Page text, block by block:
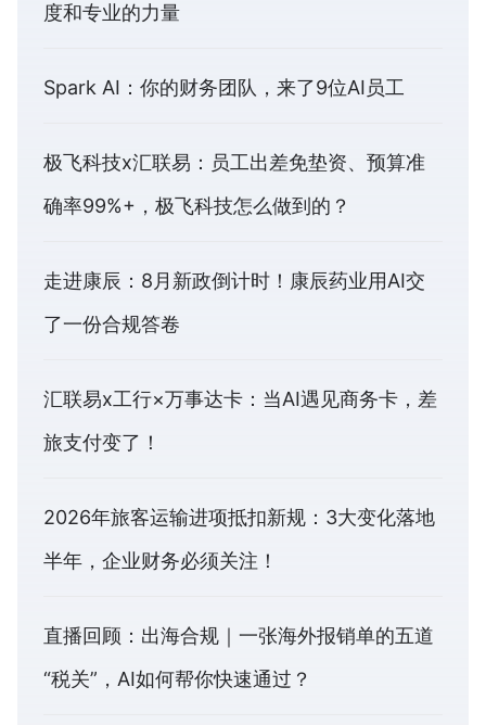
度和专业的力量
Spark AI：你的财务团队，来了9位AI员工
极飞科技x汇联易：员工出差免垫资、预算准
确率99%+，极飞科技怎么做到的？
走进康辰：8月新政倒计时！康辰药业用AI交
了一份合规答卷
汇联易x工行×万事达卡：当AI遇见商务卡，差
旅支付变了！
2026年旅客运输进项抵扣新规：3大变化落地
半年，企业财务必须关注！
直播回顾：出海合规｜一张海外报销单的五道
“税关”，AI如何帮你快速通过？